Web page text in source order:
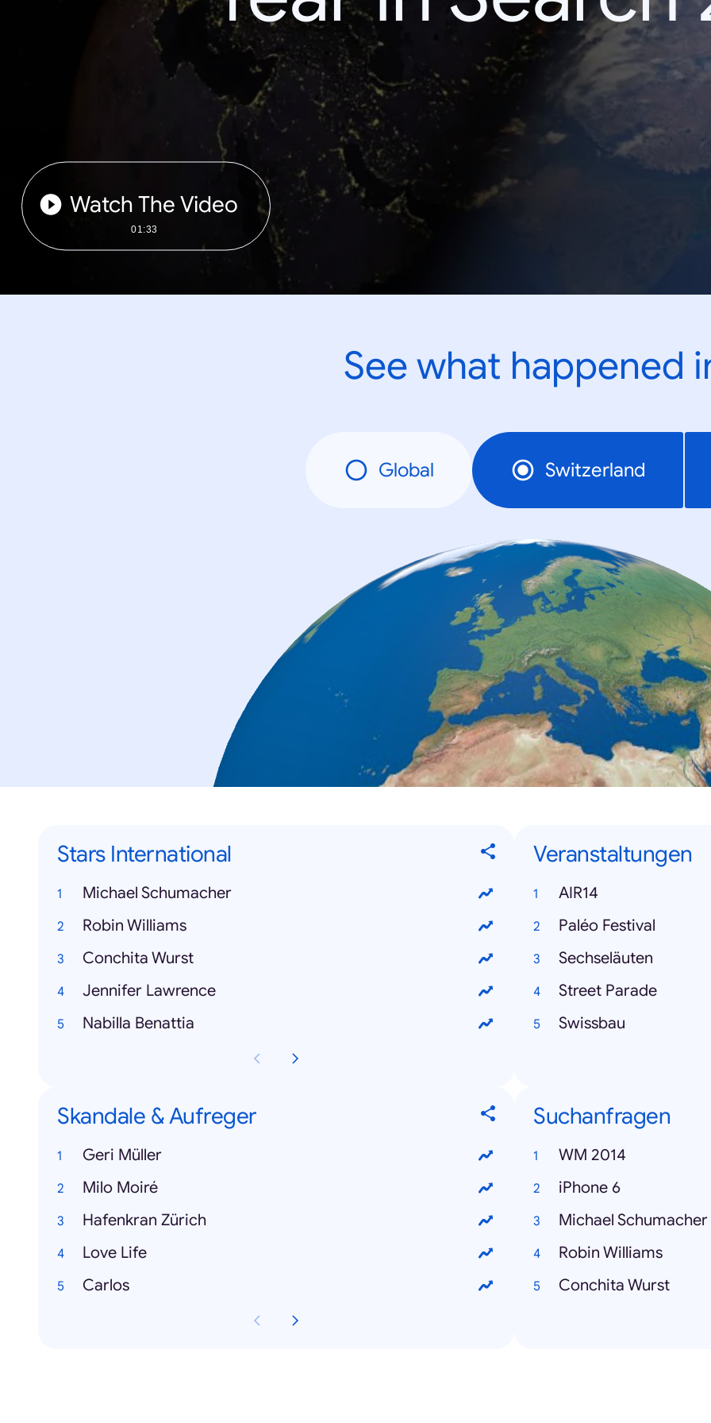
Watch The Video
01:33
See what happened
Global Switzerland
Stars International
Michael Schumacher
Robin Williams
Conchita Wurst
Jennifer Lawrence
Nabilla Benattia
Veranstaltungen
AIR14
Paléo Festival
Sechseläuten
Street Parade
Swissbau
Skandale & Aufreger
Geri Müller
Milo Moiré
Hafenkran Zürich
Love Life
Carlos
Suchanfragen
WM 2014
iPhone 6
Michael Schumacher
Robin Williams
Conchita Wurst